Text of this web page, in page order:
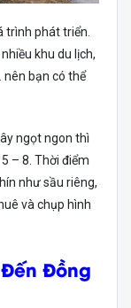
trình phát triển.
khu du lịch,
nên bạn có thể
ngọt ngon thì
– 8. Thời điểm
như sầu riêng,
và chụp hình
Đồng